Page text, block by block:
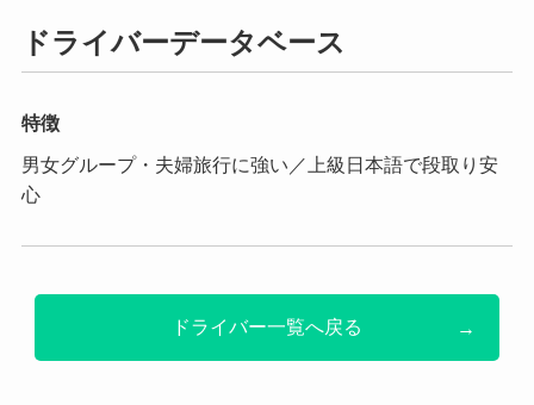
ドライバーデータベース
特徴
男女グループ・夫婦旅行に強い／上級日本語で段取り安
心
ドライバー一覧へ戻る